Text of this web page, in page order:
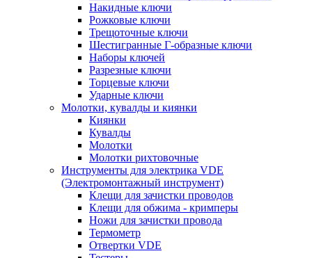
Накидные ключи
Рожковые ключи
Трещоточные ключи
Шестигранные Г-образные ключи
Наборы ключей
Разрезные ключи
Торцевые ключи
Ударные ключи
Молотки, кувалды и киянки
Киянки
Кувалды
Молотки
Молотки рихтовочные
Инструменты для электрика VDE
(Электромонтажный инструмент)
Клещи для зачистки проводов
Клещи для обжима - кримперы
Ножи для зачистки провода
Термометр
Отвертки VDE